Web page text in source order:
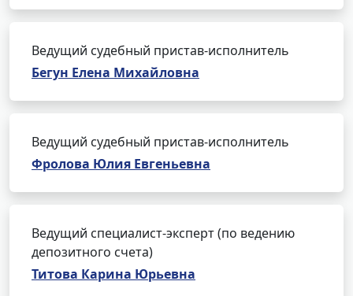
Ведущий судебный пристав-исполнитель
Бегун Елена Михайловна
Ведущий судебный пристав-исполнитель
Фролова Юлия Евгеньевна
Ведущий специалист-эксперт (по ведению
депозитного счета)
Титова Карина Юрьевна